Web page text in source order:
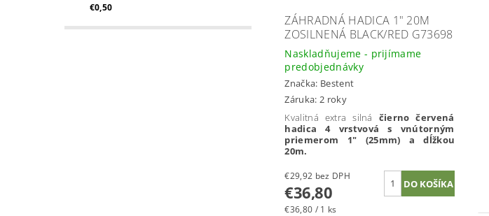
€0,50
ZÁHRADNÁ HADICA 1" 20M
ZOSILNENÁ BLACK/RED G73698
Naskladňujeme - prijímame
predobjednávky
Značka: Bestent
Záruka: 2 roky
Kvalitná extra silná čierno červená
hadica 4 vrstvová s vnútorným
priemerom 1" (25mm) a dĺžkou
20m.
€29,92 bez DPH
€36,80
€36,80 / 1 ks